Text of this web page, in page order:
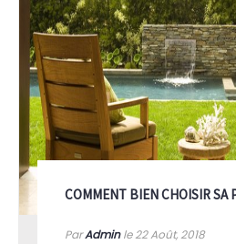
COMMENT BIEN CHOISIR SA
ParAdminle 22Août, 2018